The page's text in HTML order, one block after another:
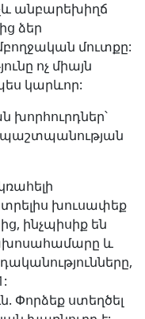
անբարեխիղճ
ձեր
մուտքը:
ոչ միայն
կարևոր:
խուսափեք
ինչպիսիք են
և
Փորձեք ստեղծել